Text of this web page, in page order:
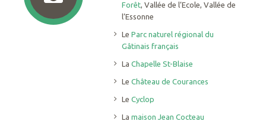
Forêt, Vallée de l’Ecole, Vallée de
l’Essonne
LeParc naturel régional du
Gâtinais français
LaChapelle St-Blaise
LeChâteau de Courances
LeCyclop
La maison Jean Cocteau